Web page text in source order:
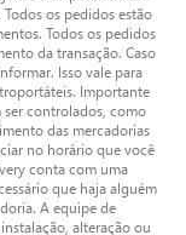
os pedidos estão
Todos os pedidos
da transação. Caso
Isso vale para
Importante
controlados, como
das mercadorias
no horário que você
conta com uma
que haja alguém
A equipe de
alteração ou